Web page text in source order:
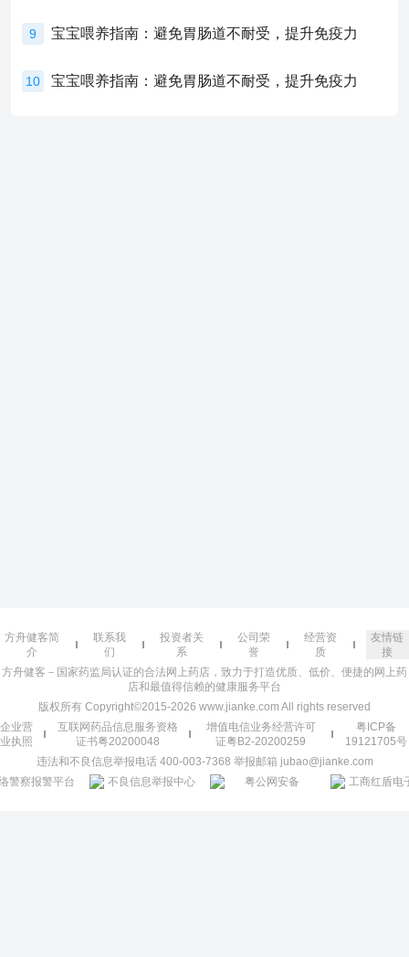
9 宝宝喂养指南：避免胃肠道不耐受，提升免疫力
10 宝宝喂养指南：避免胃肠道不耐受，提升免疫力
方舟健客简
介
联系我
们
投资者关
系
公司荣
誉
经营资
质
友情链
接
方舟健客－国家药监局认证的合法网上药店，致力于打造优质、低价、便捷的网上药
店和最值得信赖的健康服务平台
版权所有 Copyright©2015-2026 www.jianke.com All rights reserved
企业营
业执照
互联网药品信息服务资格
证书粤20200048
增值电信业务经营许可
证粤B2-20200259
粤ICP备
19121705号
违法和不良信息举报电话 400-003-7368 举报邮箱 jubao@jianke.com